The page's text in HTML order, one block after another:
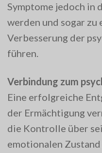
Symptome jedoch in
werden und sogar
Verbesserung der
führen.
Verbindung zum
Eine erfolgreiche
der Ermächtigung
die Kontrolle über
emotionalen